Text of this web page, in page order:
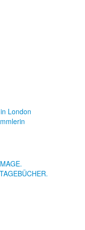
London